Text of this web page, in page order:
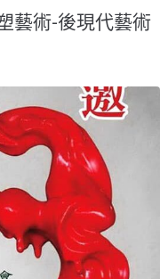
藝術-後現代藝術